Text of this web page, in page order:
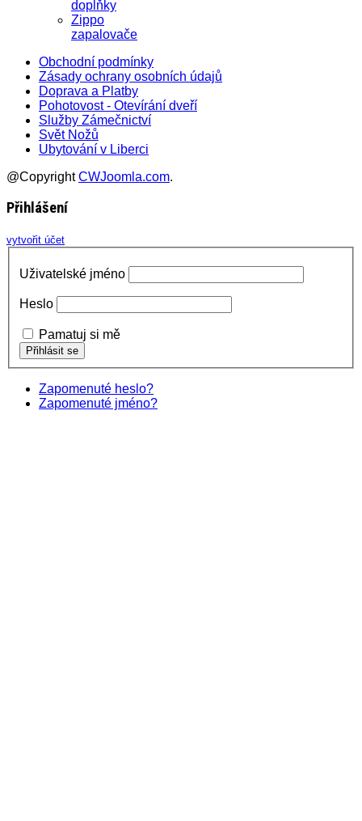
doplňky
Zippo
zapalovače
Obchodní podmínky
Zásady ochrany osobních údajů
Doprava a Platby
Pohotovost - Otevírání dveří
Služby Zámečnictví
Svět Nožů
Ubytování v Liberci
@CopyrightCWJoomla.com.
Přihlášení
vytvořit účet
Uživatelské jméno
Heslo
Pamatuj si mě
Zapomenuté heslo?
Zapomenuté jméno?